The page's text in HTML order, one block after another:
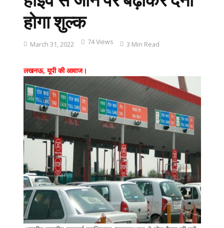
होगा शुल्‍क
March 31, 2022 74 Views 3 Min Read
लखनऊ, यूपी की आवाज।